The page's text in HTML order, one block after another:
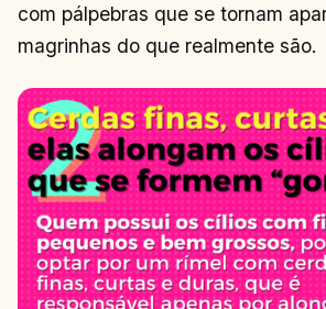
com pálpebras que se tornam
magrinhas do que realmente são.